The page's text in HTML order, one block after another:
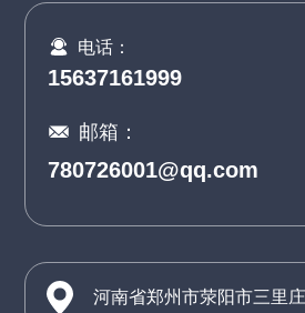
电话：
15637161999
邮箱：
780726001@qq.com
河南省郑州市荥阳市三里